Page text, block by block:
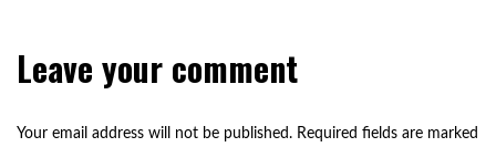
Leave your comment
Your email address will not be published. Required fields are marked